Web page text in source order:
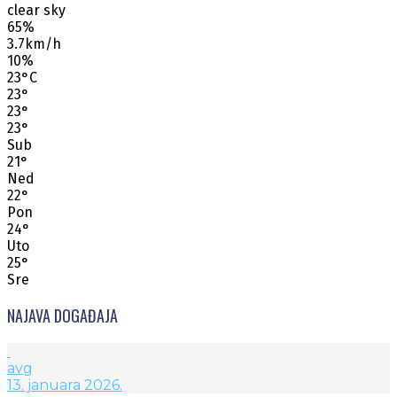
clear sky
65%
3.7km/h
10%
23°C
23°
23°
23°
Sub
21°
Ned
22°
Pon
24°
Uto
25°
Sre
NAJAVA DOGAĐAJA
avg
13. januara 2026.